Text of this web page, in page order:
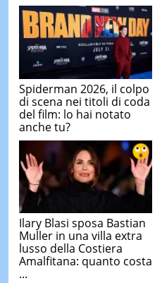
Spiderman 2026, il colpo
di scena nei titoli di coda
del film: lo hai notato
anche tu?
Ilary Blasi sposa Bastian
Muller in una villa extra
lusso della Costiera
Amalfitana: quanto costa
...